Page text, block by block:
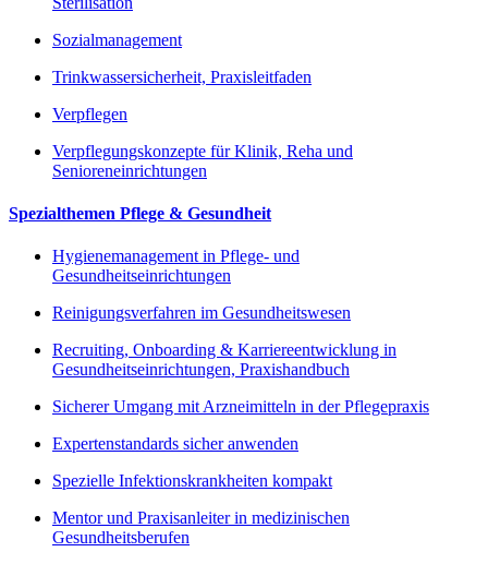
Sozialmanagement
Trinkwassersicherheit, Praxisleitfaden
Verpflegen
Verpflegungskonzepte für Klinik, Reha und
Senioreneinrichtungen
Spezialthemen Pflege & Gesundheit
Hygienemanagement in Pflege- und
Gesundheitseinrichtungen
Reinigungsverfahren im Gesundheitswesen
Recruiting, Onboarding & Karriereentwicklung in
Gesundheitseinrichtungen, Praxishandbuch
Sicherer Umgang mit Arzneimitteln in der Pflegepraxis
Expertenstandards sicher anwenden
Spezielle Infektionskrankheiten kompakt
Mentor und Praxisanleiter in medizinischen
Gesundheitsberufen